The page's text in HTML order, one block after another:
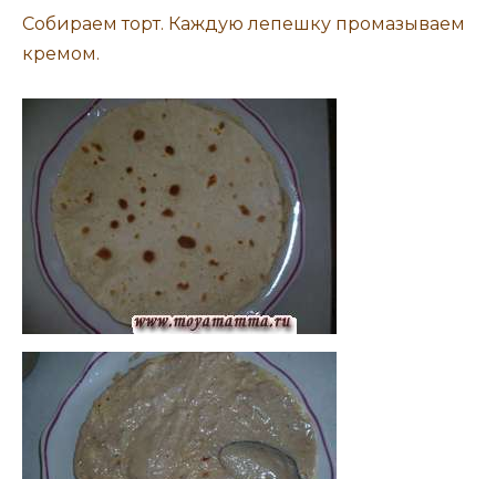
Собираем торт. Каждую лепешку промазываем
кремом.